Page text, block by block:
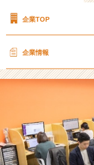
企業TOP
企業情報